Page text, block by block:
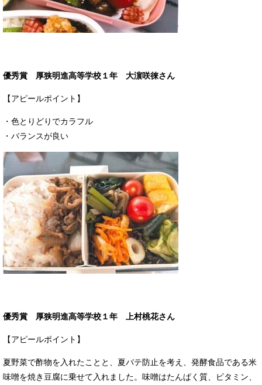
優秀賞 厚狭明進高等学校１年 大濵咲徠さん
【アピールポイント】
・色とりどりでカラフル
・バランスが良い
優秀賞 厚狭明進高等学校１年 上村桃花さん
【アピールポイント】
夏野菜で酢物を入れたことと、夏バテ防止を考え、発酵食品である米
味噌を焼き豆腐に乗せて入れました。味噌はたんぱく質、ビタミン、